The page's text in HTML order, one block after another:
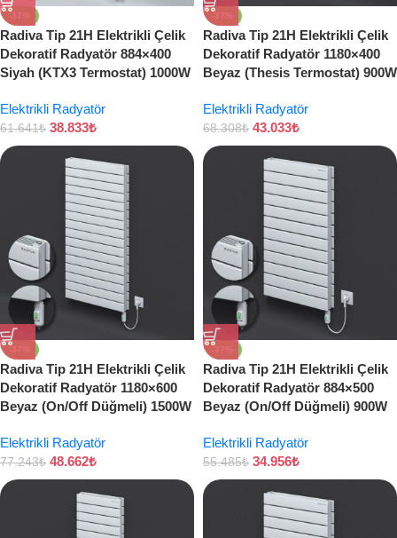
-37%
Radiva Tip 21H Elektrikli Çelik
Dekoratif Radyatör 884×400
Siyah (KTX3 Termostat) 1000W
Elektrikli Radyatör
61.641₺ 38.833₺
-37%
Radiva Tip 21H Elektrikli Çelik
Dekoratif Radyatör 1180×400
Beyaz (Thesis Termostat) 900W
Elektrikli Radyatör
68.308₺ 43.033₺
-37%
Radiva Tip 21H Elektrikli Çelik
Dekoratif Radyatör 1180×600
Beyaz (On/Off Düğmeli) 1500W
Elektrikli Radyatör
77.243₺ 48.662₺
-37%
Radiva Tip 21H Elektrikli Çelik
Dekoratif Radyatör 884×500
Beyaz (On/Off Düğmeli) 900W
Elektrikli Radyatör
55.485₺ 34.956₺